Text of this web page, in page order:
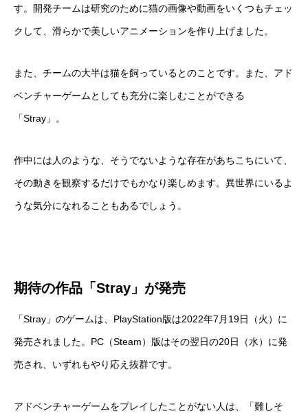
す。開発チームは研究のために猫の画像や動画をいくつもチェッ
クして、滑らかで美しいアニメーションを作り上げました。
また、チームの大半は猫を飼っているとのことです。また、アド
ベンチャーゲームとしても充分に楽しむことができる
「Stray」。
作中には人のような、そうでないような存在があちこちにいて、
その動きを観察するだけでもかなり楽しめます。異世界にいるよ
うな気分になれることもあるでしょう。
期待の作品「Stray」が発売
「Stray」のゲームは、PlayStation版は2022年7月19日（火）に
発売されました。PC（Steam）版はその翌日の20日（水）に発
売され、いずれもやり応え抜群です。
アドベンチャーゲームをプレイしたことがない人は、「難しそ